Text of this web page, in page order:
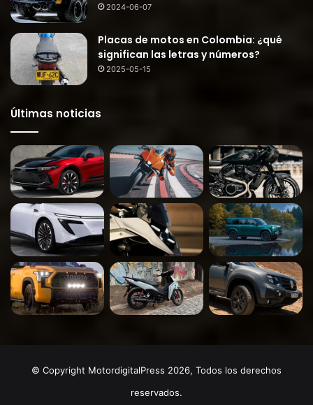
2024-06-07
Placas de motos en Colombia: ¿qué
significan las letras y números?
2025-05-15
Últimas noticias
© Copyright MotordigitalPress 2026, Todos los derechos
reservados.